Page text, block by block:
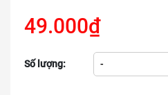
49.000₫
Số lượng: -